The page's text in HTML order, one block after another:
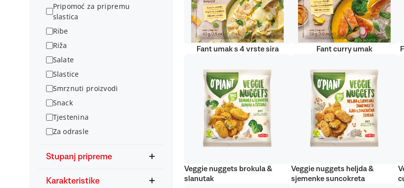
Pripomoć za pripremu
slastica
Ribe
Riža
Salate
Slastice
Smrznuti proizvodi
Snack
Tjestenina
Za odrasle
Stupanj pripreme
Karakteristike
Fant umak s 4 vrste sira Fant curry umak
Veggie nuggets brokula &
slanutak
Veggie nuggets heljda &
sjemenke suncokreta